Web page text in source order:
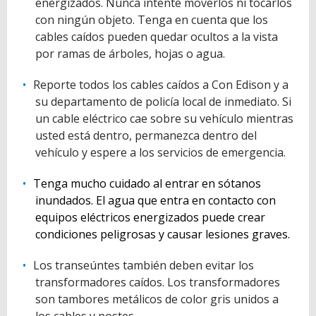
con ningún objeto. Tenga en cuenta que los
cables caídos pueden quedar ocultos a la vista
por ramas de árboles, hojas o agua.
Reporte todos los cables caídos a Con Edison y a
su departamento de policía local de inmediato. Si
un cable eléctrico cae sobre su vehículo mientras
usted está dentro, permanezca dentro del
vehículo y espere a los servicios de emergencia.
Tenga mucho cuidado al entrar en sótanos
inundados. El agua que entra en contacto con
equipos eléctricos energizados puede crear
condiciones peligrosas y causar lesiones graves.
Los transeúntes también deben evitar los
transformadores caídos. Los transformadores
son tambores metálicos de color gris unidos a